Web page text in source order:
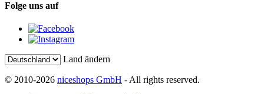
Folge uns auf
Land ändern
© 2010-2026 niceshops GmbH - All rights reserved.